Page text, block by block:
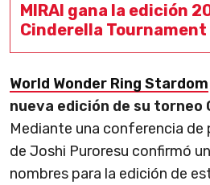
MIRAI gana la edición
Cinderella Tournament
World Wonder Ring Stardom
nueva edición de su torneo
Mediante una conferencia de
de Joshi Puroresu confirmó
nombres para la edición de